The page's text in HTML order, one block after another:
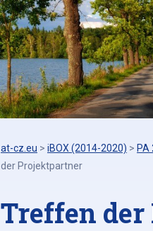
at-cz.eu > iBOX (2014-2020) > PA
der Projektpartner
Treffen